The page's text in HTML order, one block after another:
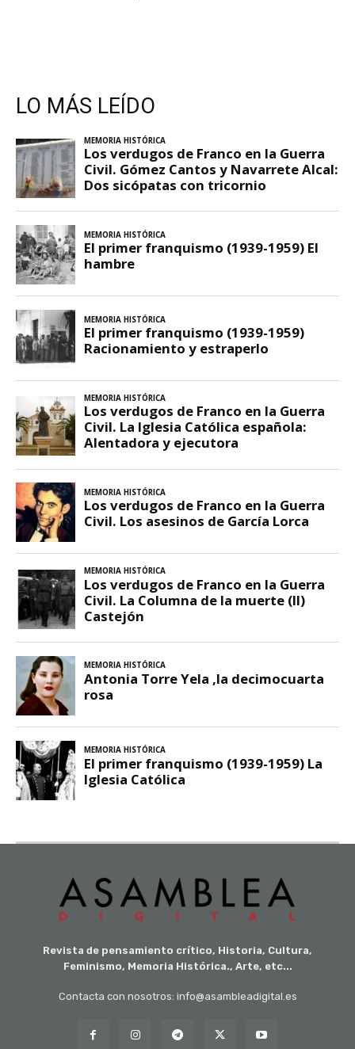
LO MÁS LEÍDO
Revista de pensamiento crítico, Historia, Cultura,
Feminismo, Memoria Histórica., Arte, etc...
Contacta con nosotros: info@asambleadigital.es